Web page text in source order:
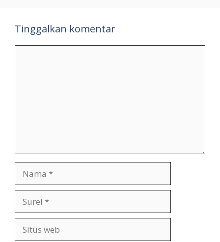
Tinggalkan komentar
web